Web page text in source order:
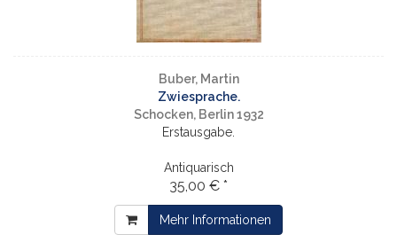
Buber, Martin
Zwiesprache.
Schocken, Berlin 1932
Erstausgabe.
Antiquarisch
35,00 € *
Mehr Informationen